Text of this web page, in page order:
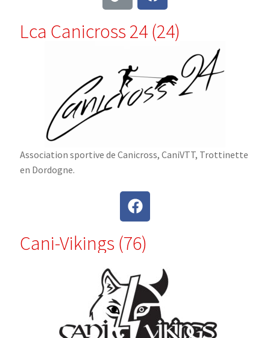
Lca Canicross 24 (24)
Association sportive de Canicross, CaniVTT, Trottinette
en Dordogne.
Cani-Vikings (76)